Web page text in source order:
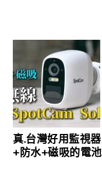
真.台灣好用監視
+防水+磁吸的電